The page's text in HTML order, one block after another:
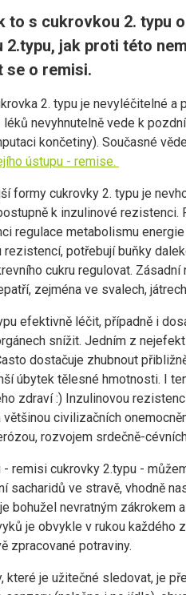
to s cukrovkou 2. typu
2.typu, jak proti této
se o remisi.
2. typu je nevyléčitelné
nevyhnutelně vede k
končetiny). Současné
ústupu - remise.
formy cukrovky 2. typu je
k inzulinové
regulace metabolismu
potřebují buňky
cukru regulovat.
zejména ve svalech,
efektivně léčit, případně i
snížit. Jedním z
dostačuje zhubnout
úbytek tělesné hmotnosti. I
zdraví :) Inzulinovou
civilizačních
rozvojem srdečně-
remisi cukrovky 2.typu -
sacharidů ve stravě, vhodně
bohužel nevratným zákrokem
je obvykle v rukou každého
zpracované potraviny.
které je užitečné sledovat, je